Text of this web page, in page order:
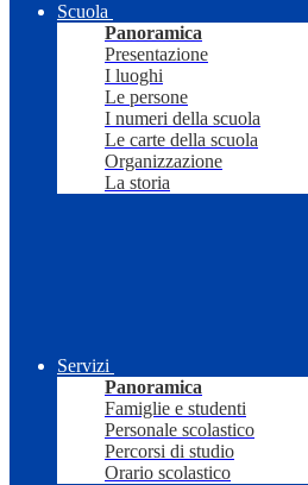
Scuola
Panoramica
Presentazione
I luoghi
Le persone
I numeri della scuola
Le carte della scuola
Organizzazione
La storia
Servizi
Panoramica
Famiglie e studenti
Personale scolastico
Percorsi di studio
Orario scolastico